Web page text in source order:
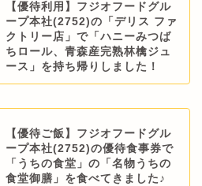
【優待利用】フジオフードグル
ープ本社(2752)の「デリス ファ
クトリー店」で「ハニーみつば
ちロール、青森産完熟林檎ジュ
ース」を持ち帰りしました！
【優待ご飯】フジオフードグル
ープ本社(2752)の優待食事券で
「うちの食堂」の「名物うちの
食堂御膳」を食べてきました♪